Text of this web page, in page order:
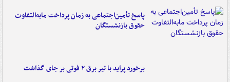
پاسخ تأمین‌اجتماعی به زمان پرداخت مابه‌التفاوت
حقوق بازنشستگان
برخورد پراید با تیر برق ۲ فوتی بر جای گذاشت